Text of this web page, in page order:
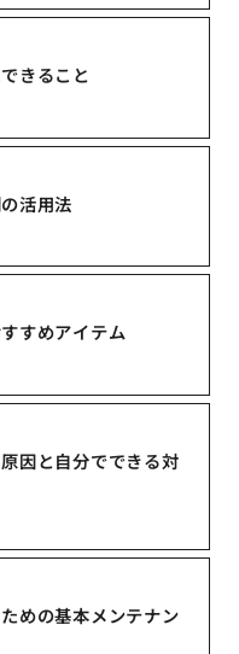
きること
活用法
すめアイテム
因と自分でできる対
めの基本メンテナン